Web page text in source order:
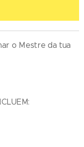
o Mestre da tua